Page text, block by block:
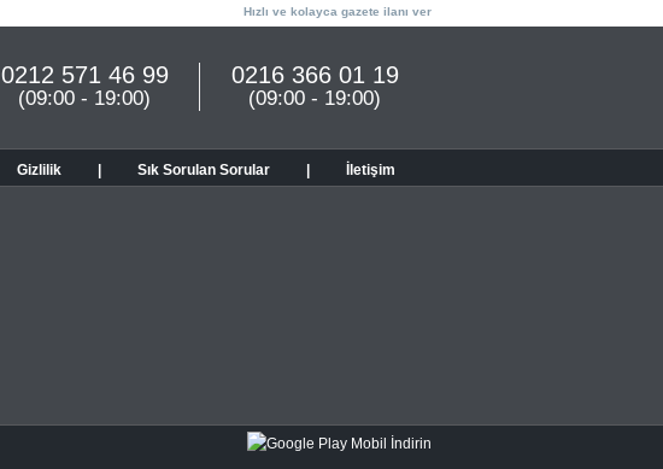
Hızlı ve kolayca gazete ilanı ver
0216 366 01 19
(09:00 - 19:00)
0212 571 46 99
(09:00 - 19:00)
Gizlilik Sık Sorulan Sorular İletişim